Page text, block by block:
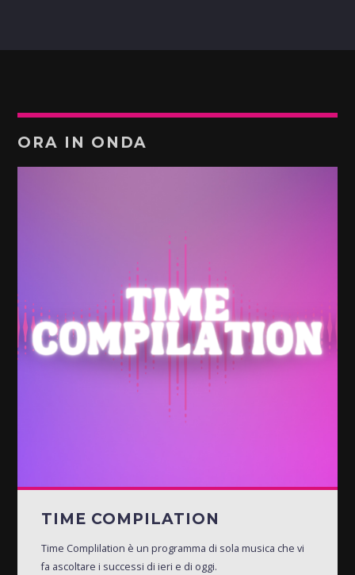
ORA IN ONDA
TIME COMPILATION
Time Complilation è un programma di sola musica che vi
fa ascoltare i successi di ieri e di oggi.